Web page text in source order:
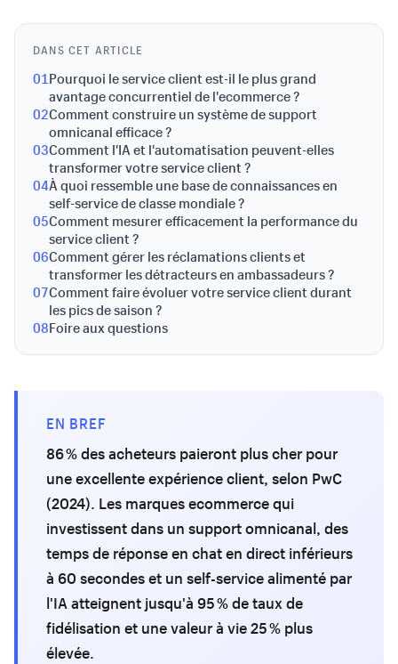
DANS CET ARTICLE
01Pourquoi le service client est-il le plus grand
avantage concurrentiel de l'ecommerce ?
02Comment construire un système de support
omnicanal efficace ?
03Comment l'IA et l'automatisation peuvent-elles
transformer votre service client ?
04À quoi ressemble une base de connaissances en
self-service de classe mondiale ?
05Comment mesurer efficacement la performance du
service client ?
06Comment gérer les réclamations clients et
transformer les détracteurs en ambassadeurs ?
07Comment faire évoluer votre service client durant
les pics de saison ?
08Foire aux questions
EN BREF
86 % des acheteurs paieront plus cher pour
une excellente expérience client, selon PwC
(2024). Les marques ecommerce qui
investissent dans un support omnicanal, des
temps de réponse en chat en direct inférieurs
à 60 secondes et un self-service alimenté par
l'IA atteignent jusqu'à 95 % de taux de
fidélisation et une valeur à vie 25 % plus
élevée.